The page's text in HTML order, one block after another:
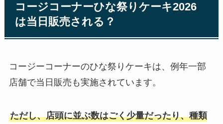
コージコーナーひな祭りケーキ2026
は当日販売される？
コージーコーナーのひな祭りケーキは、例年一部
店舗で当日販売も実施されています。
ただし、店頭に並ぶ数はごく少量だったり、種類